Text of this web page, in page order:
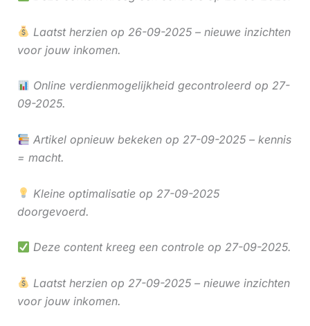
Laatst herzien op 26-09-2025 – nieuwe inzichten
voor jouw inkomen.
Online verdienmogelijkheid gecontroleerd op 27-
09-2025.
Artikel opnieuw bekeken op 27-09-2025 – kennis
= macht.
Kleine optimalisatie op 27-09-2025
doorgevoerd.
Deze content kreeg een controle op 27-09-2025.
Laatst herzien op 27-09-2025 – nieuwe inzichten
voor jouw inkomen.